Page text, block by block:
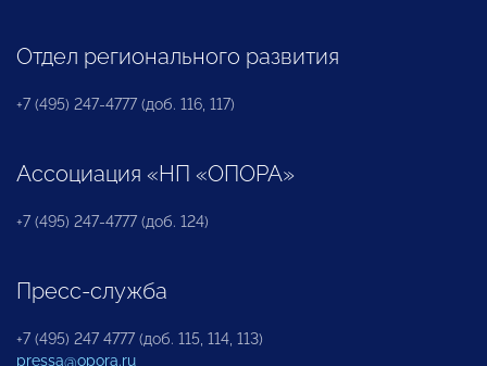
Отдел регионального развития
+7 (495) 247-4777 (доб. 116, 117)
Ассоциация «НП «ОПОРА»
+7 (495) 247-4777 (доб. 124)
Пресс-служба
+7 (495) 247 4777 (доб. 115, 114, 113)
pressa@opora.ru